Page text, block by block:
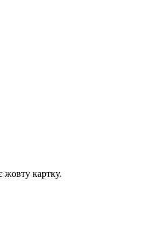
картку.